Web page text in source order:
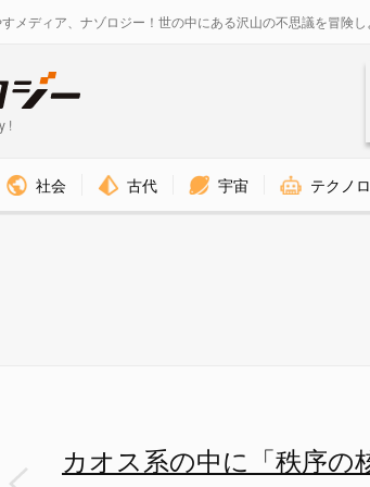
メディア、ナゾロジー！世の中にある沢山の不思議を冒険し
!
社会 古代 宇宙 テクノ
カオス系の中に「秩序